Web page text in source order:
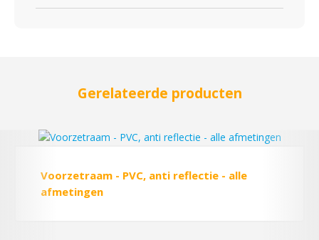
Gerelateerde producten
Voorzetraam - PVC, anti reflectie - alle
afmetingen